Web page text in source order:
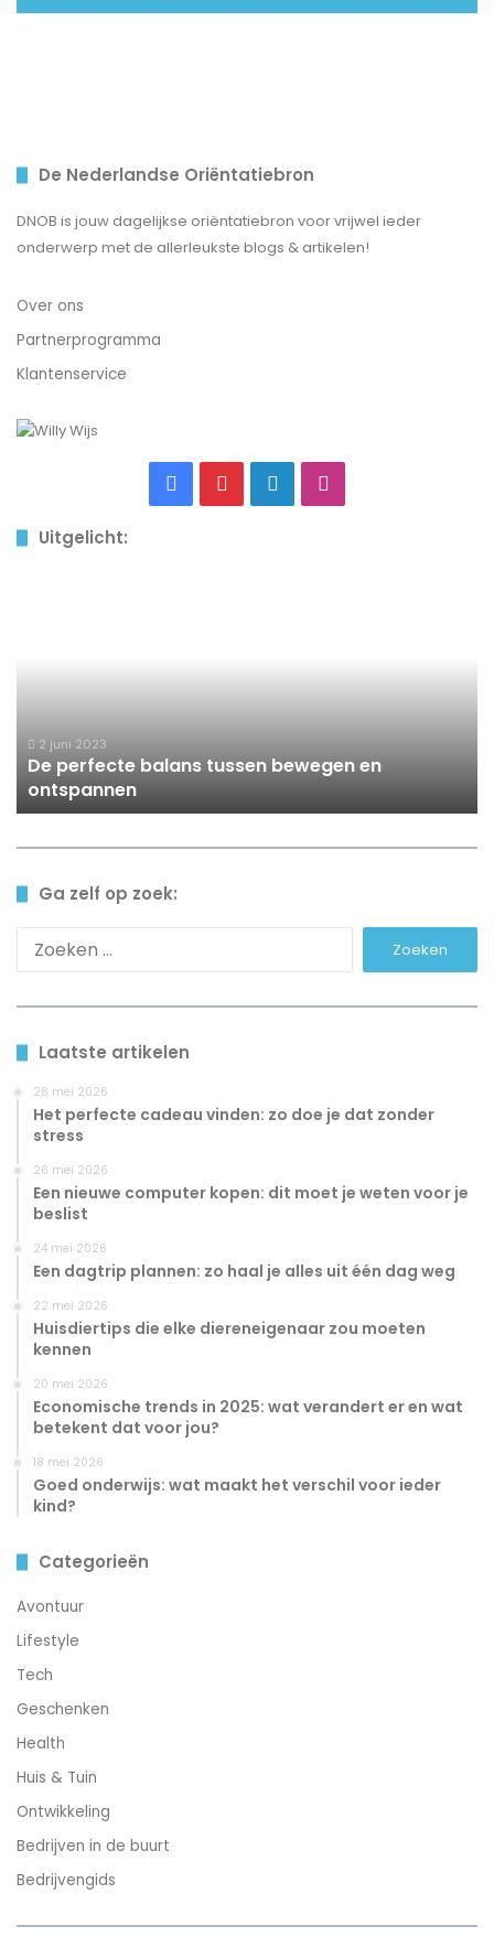
De Nederlandse Oriëntatiebron
DNOB is jouw dagelijkse oriëntatiebron voor vrijwel ieder
onderwerp met de allerleukste blogs & artikelen!
Over ons
Partnerprogramma
Klantenservice
Facebook
PinterestLinkedIn
Uitgelicht:
2 juni 2023
De perfecte balans tussen bewegen en
ontspannen
Ga zelf op zoek:
Laatste artikelen
28 mei 2026
Het perfecte cadeau vinden: zo doe je dat zonder
stress
26 mei 2026
Een nieuwe computer kopen: dit moet je weten voor je
beslist
24 mei 2026
Een dagtrip plannen: zo haal je alles uit één dag weg
22 mei 2026
Huisdiertips die elke diereneigenaar zou moeten
kennen
20 mei 2026
Economische trends in 2025: wat verandert er en wat
betekent dat voor jou?
18 mei 2026
Goed onderwijs: wat maakt het verschil voor ieder
kind?
Categorieën
Avontuur
Lifestyle
Tech
Geschenken
Health
Huis & Tuin
Ontwikkeling
Bedrijven in de buurt
Bedrijvengids